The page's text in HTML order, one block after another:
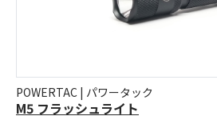
POWERTAC | パワータック
M5 フラッシュライト